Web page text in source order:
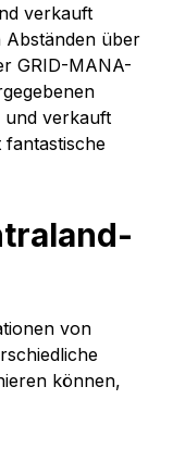
verkauft
Abständen über
GRID-MANA-
und verkauft
fantastische
von
können,